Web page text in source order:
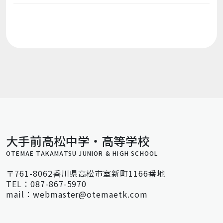
大手前高松中学・高等学校
OTEMAE TAKAMATSU JUNIOR & HIGH SCHOOL
〒761-8062香川県高松市室新町1166番地
TEL：087-867-5970
mail：webmaster@otemaetk.com